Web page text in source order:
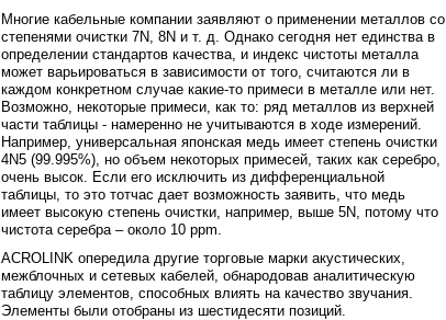
Многие кабельные компании заявляют о применении металлов со
степенями очистки 7N, 8N и т. д. Однако сегодня нет единства в
определении стандартов качества, и индекс чистоты металла
может варьироваться в зависимости от того, считаются ли в
каждом конкретном случае какие-то примеси в металле или нет.
Возможно, некоторые примеси, как то: ряд металлов из верхней
части таблицы - намеренно не учитываются в ходе измерений.
Например, универсальная японская медь имеет степень очистки
4N5 (99.995%), но объем некоторых примесей, таких как серебро,
очень высок. Если его исключить из дифференциальной
таблицы, то это тотчас дает возможность заявить, что медь
имеет высокую степень очистки, например, выше 5N, потому что
чистота серебра – около 10 ppm.
ACROLINK опередила другие торговые марки акустических,
межблочных и сетевых кабелей, обнародовав аналитическую
таблицу элементов, способных влиять на качество звучания.
Элементы были отобраны из шестидесяти позиций.